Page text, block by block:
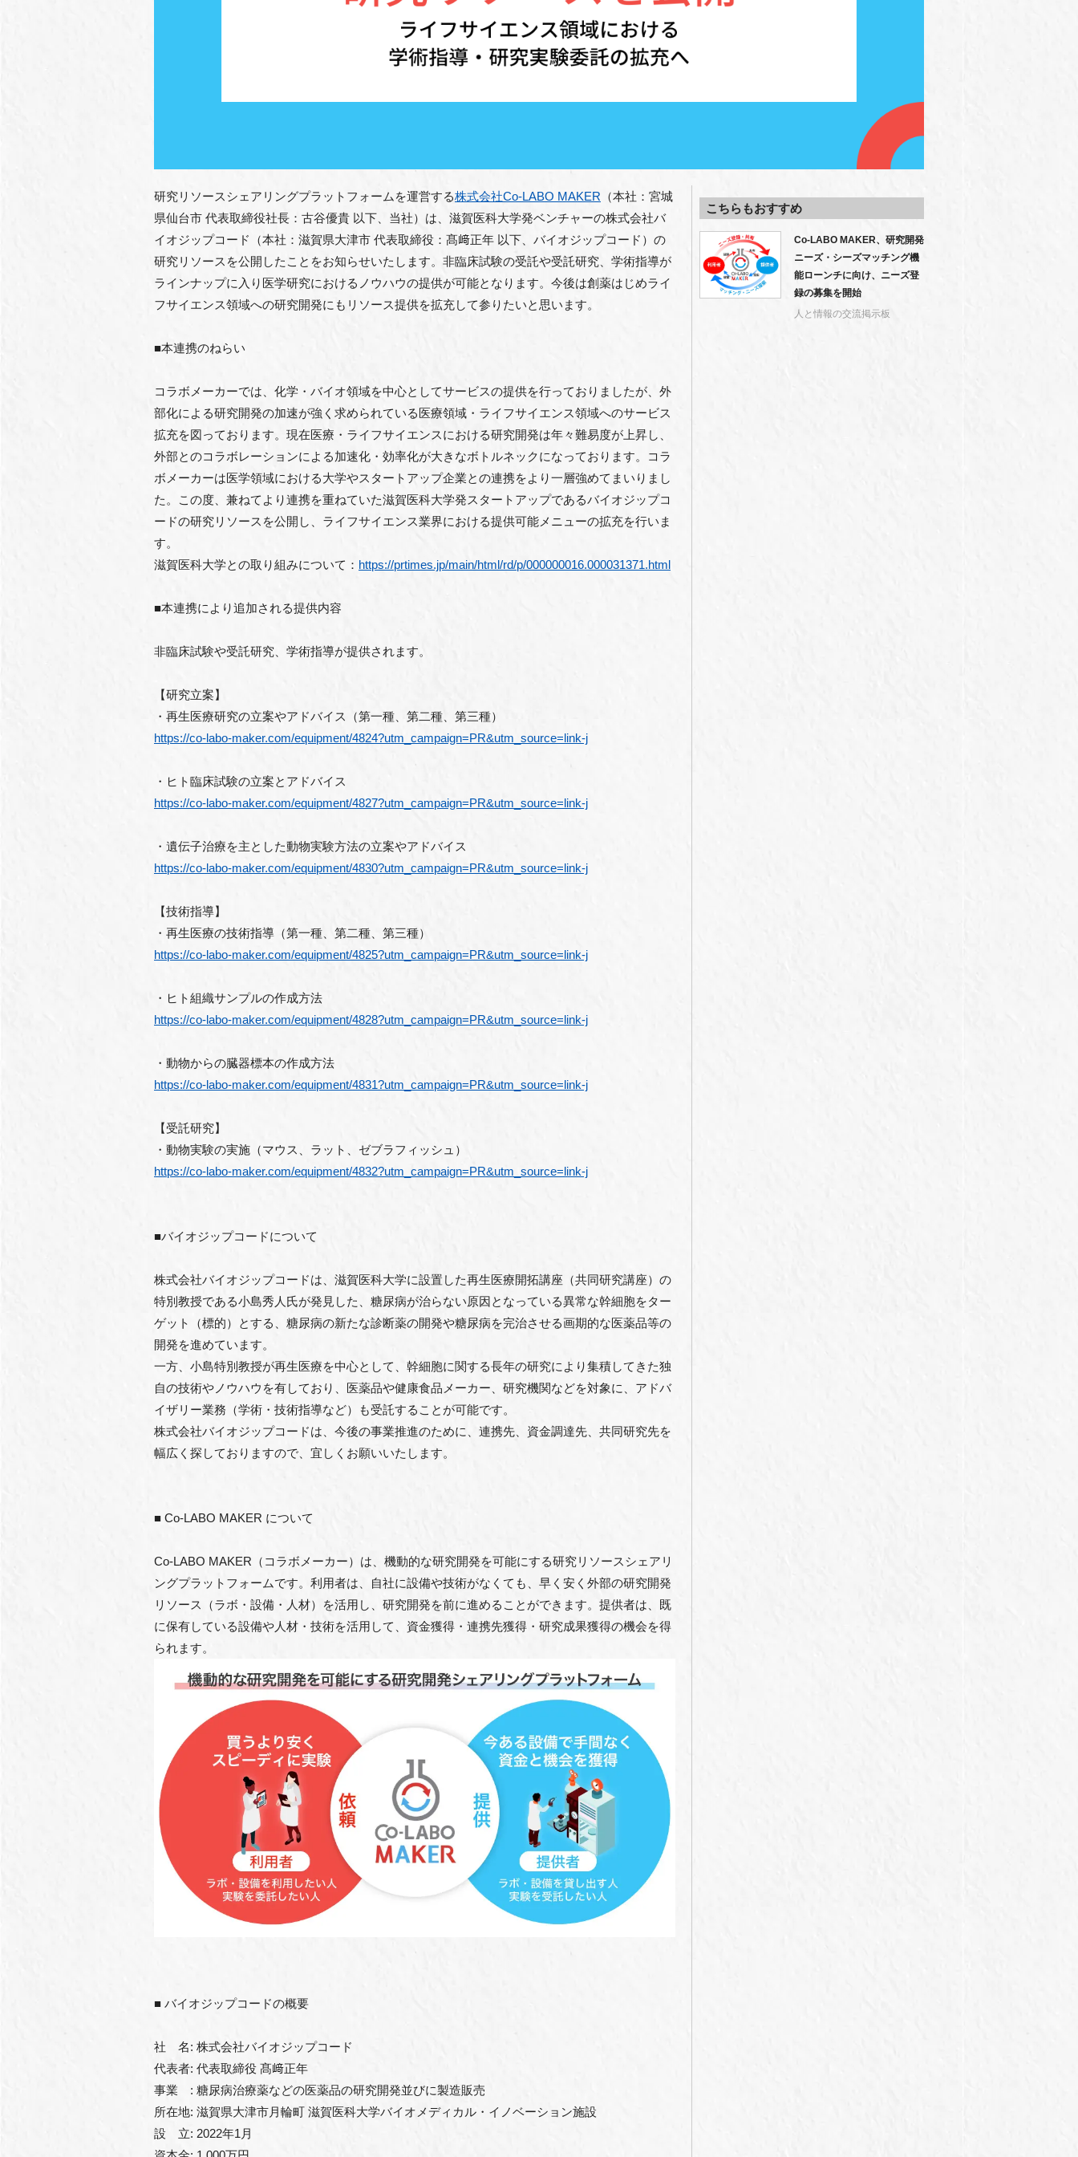
研究リソースシェアリングプラットフォームを運営する株式会社Co-LABO MAKER （本社：宮城
県仙台市 代表取締役社長：古谷優貴 以下、当社）は、滋賀医科大学発ベンチャーの株式会社バ
イオジップコード（本社：滋賀県大津市 代表取締役：髙﨑正年 以下、バイオジップコード）の
研究リソースを公開したことをお知らせいたします。非臨床試験の受託や受託研究、学術指導が
ラインナップに入り医学研究におけるノウハウの提供が可能となります。今後は創薬はじめライ
フサイエンス領域への研究開発にもリソース提供を拡充して参りたいと思います。
■本連携のねらい
コラボメーカーでは、化学・バイオ領域を中心としてサービスの提供を行っておりましたが、外
部化による研究開発の加速が強く求められている医療領域・ライフサイエンス領域へのサービス
拡充を図っております。現在医療・ライフサイエンスにおける研究開発は年々難易度が上昇し、
外部とのコラボレーションによる加速化・効率化が大きなボトルネックになっております。コラ
ボメーカーは医学領域における大学やスタートアップ企業との連携をより一層強めてまいりまし
た。この度、兼ねてより連携を重ねていた滋賀医科大学発スタートアップであるバイオジップコ
ードの研究リソースを公開し、ライフサイエンス業界における提供可能メニューの拡充を行いま
す。
滋賀医科大学との取り組みについて： https://prtimes.jp/main/html/rd/p/000000016.000031371.html
■本連携により追加される提供内容
非臨床試験や受託研究、学術指導が提供されます。
【研究立案】
・再生医療研究の立案やアドバイス（第一種、第二種、第三種）
https://co-labo-maker.com/equipment/4824?utm_campaign=PR&utm_source=link-j
・ヒト臨床試験の立案とアドバイス
https://co-labo-maker.com/equipment/4827?utm_campaign=PR&utm_source=link-j
・遺伝子治療を主とした動物実験方法の立案やアドバイス
https://co-labo-maker.com/equipment/4830?utm_campaign=PR&utm_source=link-j
【技術指導】
・再生医療の技術指導（第一種、第二種、第三種）
https://co-labo-maker.com/equipment/4825?utm_campaign=PR&utm_source=link-j
・ヒト組織サンプルの作成方法
https://co-labo-maker.com/equipment/4828?utm_campaign=PR&utm_source=link-j
・動物からの臓器標本の作成方法
https://co-labo-maker.com/equipment/4831?utm_campaign=PR&utm_source=link-j
【受託研究】
・動物実験の実施（マウス、ラット、ゼブラフィッシュ）
https://co-labo-maker.com/equipment/4832?utm_campaign=PR&utm_source=link-j
■バイオジップコードについて
株式会社バイオジップコードは、滋賀医科大学に設置した再生医療開拓講座（共同研究講座）の
特別教授である小島秀人氏が発見した、糖尿病が治らない原因となっている異常な幹細胞をター
ゲット（標的）とする、糖尿病の新たな診断薬の開発や糖尿病を完治させる画期的な医薬品等の
開発を進めています。
一方、小島特別教授が再生医療を中心として、幹細胞に関する長年の研究により集積してきた独
自の技術やノウハウを有しており、医薬品や健康食品メーカー、研究機関などを対象に、アドバ
イザリー業務（学術・技術指導など）も受託することが可能です。
株式会社バイオジップコードは、今後の事業推進のために、連携先、資金調達先、共同研究先を
幅広く探しておりますので、宜しくお願いいたします。
■ Co-LABO MAKER について
Co-LABO MAKER（コラボメーカー）は、機動的な研究開発を可能にする研究リソースシェアリ
ングプラットフォームです。利用者は、自社に設備や技術がなくても、早く安く外部の研究開発
リソース（ラボ・設備・人材）を活用し、研究開発を前に進めることができます。提供者は、既
に保有している設備や人材・技術を活用して、資金獲得・連携先獲得・研究成果獲得の機会を得
られます。
■ バイオジップコードの概要
社 名: 株式会社バイオジップコード
代表者: 代表取締役 髙﨑正年
事業 : 糖尿病治療薬などの医薬品の研究開発並びに製造販売
所在地: 滋賀県大津市月輪町 滋賀医科大学バイオメディカル・イノベーション施設
設 立: 2022年1月
こちらもおすすめ
Co-LABO MAKER、研究開発
ニーズ・シーズマッチング機
能ローンチに向け、ニーズ登
録の募集を開始
人と情報の交流掲示板